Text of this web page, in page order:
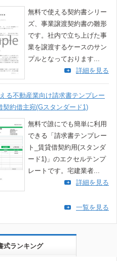
無料で使える契約書シリー
ズ、事業譲渡契約書の雛形
です。社内で立ち上げた事
業を譲渡するケースのサン
プルとなっております...
詳細を見る
る不動産業向け請求書テンプレー
契約借主宛(Gスタンダード1)
無料で誰にでも簡単に利用
できる「請求書テンプレー
ト_賃貸借契約用(スタンダ
ード1)」のエクセルテンプ
レートです。宅建業者...
詳細を見る
一覧を見る
式ランキング